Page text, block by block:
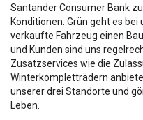
Santander Consumer Bank
Konditionen. Grün geht es
verkaufte Fahrzeug einen
und Kunden sind uns
Zusatzservices wie die
Winterkompletträdern
unserer drei Standorte und
Leben.